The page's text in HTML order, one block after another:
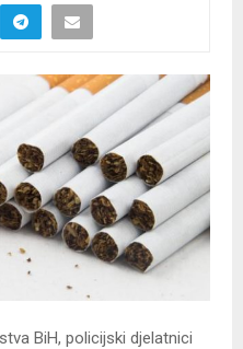
BiH, policijski djelatnici